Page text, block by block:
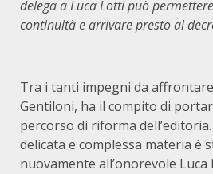
delega a Luca Lotti può
continuità e arrivare presto ai
Tra i tanti impegni da
Gentiloni, ha il compito di
percorso di riforma
delicata e complessa materia è
nuovamente all’onorevole